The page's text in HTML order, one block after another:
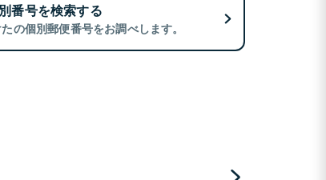
番号を検索する
の個別郵便番号をお調べします。